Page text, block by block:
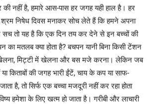
नहीं है, हमारे आस-पास हर जगह यही हाल है। हर
निषेध दिवस मनाकर सोच लेते हैं कि हमने अपना
सच तो यह है कि एक दिन तय कर देने से इन बच्चों की
का मतलब क्या होता है? बचपन यानी बिना किसी टेंशन
मिट्टी में खेलना और बस मजे करना। लेकिन जब
या किताबों की जगह भारी ईंटें, चाय के कप या साफ-
है, तो सिर्फ एक बच्चा मजदूरी नहीं कर रहा होता
हमेशा के लिए खत्म हो जाता है। गरीबी और लाचारी